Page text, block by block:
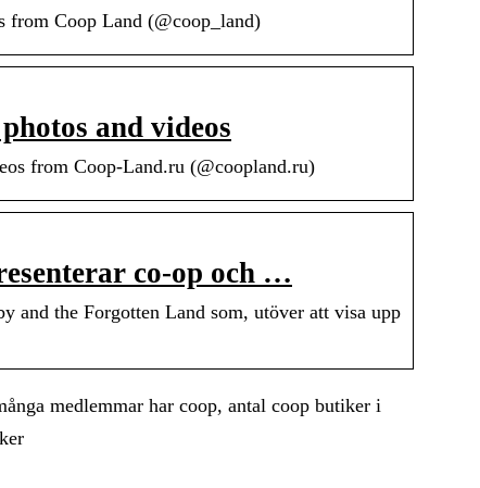
from Coop Land (@coop_land)
and videos
from Coop-Land.ru (@coopland.ru)
co-op och …
and the Forgotten Land som, utöver att visa upp
medlemmar har coop, antal coop butiker i